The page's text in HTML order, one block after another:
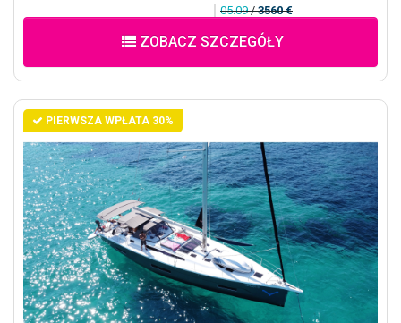
05.09/3560 €
ZOBACZ SZCZEGÓŁY
PIERWSZA WPŁATA 30%